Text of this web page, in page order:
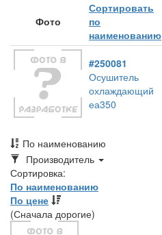
Фото
Сортировать
по
наименованию
#250081
Осушитель
охлаждающий
еа350
По наименованию
Производитель
Toggle
Сортировка:
По наименованию
По цене
(Сначала дорогие)